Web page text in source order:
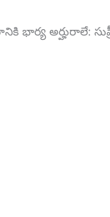
అర్హురాలే: